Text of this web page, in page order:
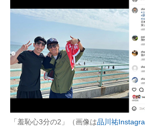
AI活用のいまが分かる
企業ITのトレンドを詳説
経営リーダーのコミュニティ
マーケ×ITの今がよく分かる
「羞恥心3分の2」（画像は品川祐